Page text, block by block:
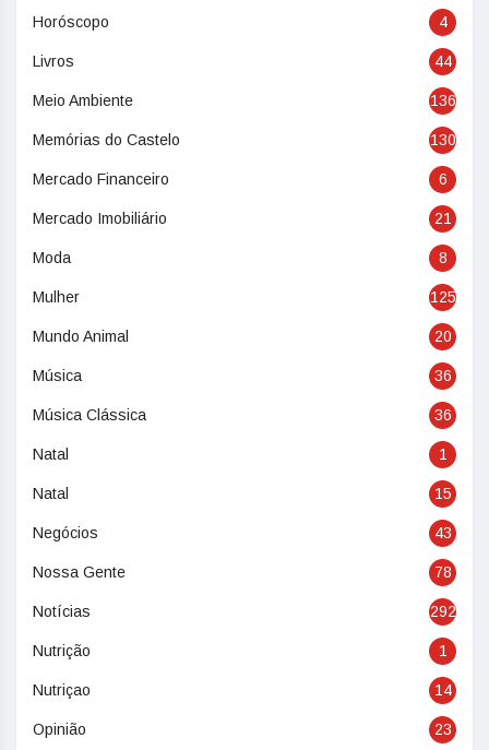
Horóscopo 4
Livros 44
Meio Ambiente 136
Memórias do Castelo 130
Mercado Financeiro 6
Mercado Imobiliário 21
Moda 8
Mulher 125
Mundo Animal 20
Música 36
Música Clássica 36
Natal 1
Natal 15
Negócios 43
Nossa Gente 78
Notícias 292
Nutrição 1
Nutriçao 14
Opinião 23